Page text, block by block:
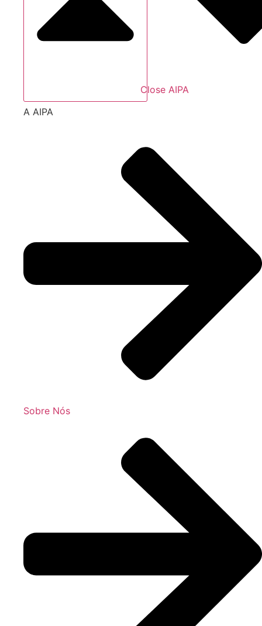
Close AIPA
A AIPA
Sobre Nós